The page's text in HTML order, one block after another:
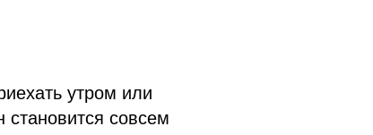
утром или
становится совсем